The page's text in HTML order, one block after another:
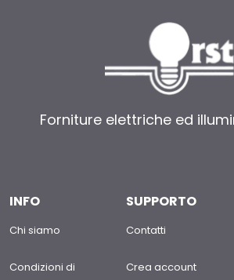
Forniture elettriche ed
INFO
Chi siamo
Condizioni di
SUPPORTO
Contatti
Crea account